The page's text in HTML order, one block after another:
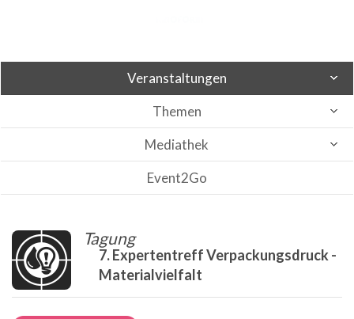
Veranstaltungen
Themen
Mediathek
Event2Go
Tagung
7. Expertentreff Verpackungsdruck -
Materialvielfalt